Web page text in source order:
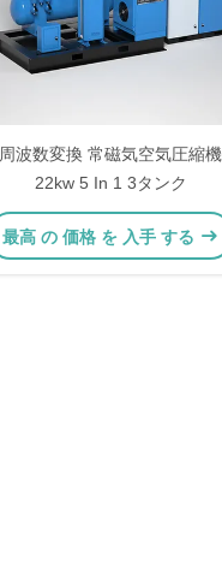
周波数変換 常磁気空気圧縮機
22kw 5 In 1 3タンク
最高 の 価格 を 入手 する